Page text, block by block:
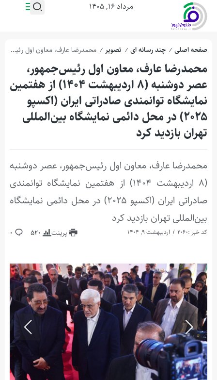
مرداد ۱۶, ۱۴۰۵
صفحه اصلی / چند رسانه ای / تصویر / محمدرضا عارف، معاون اول رئیس‌جمهور، عصر دوشنبه (۸ اردیبهشت ۱۴۰۴) از هفتمین نمایشگاه توانمندی صادراتی ایران (اکسپو ۲۰۲۵) در محل دائمی نمایشگاه بین‌المللی تهران بازدید کرد
محمدرضا عارف، معاون اول رئیس‌جمهور،
عصر دوشنبه (۸ اردیبهشت ۱۴۰۴) از هفتمین
نمایشگاه توانمندی صادراتی ایران (اکسپو
۲۰۲۵) در محل دائمی نمایشگاه بین‌المللی
تهران بازدید کرد
محمدرضا عارف، معاون اول رئیس‌جمهور، عصر دوشنبه
(۸ اردیبهشت ۱۴۰۴) از هفتمین نمایشگاه توانمندی
صادراتی ایران (اکسپو ۲۰۲۵) در محل دائمی نمایشگاه
بین‌المللی تهران بازدید کرد
کد خبر :2060 اردیبهشت 9, 1404 پرینت 520
0